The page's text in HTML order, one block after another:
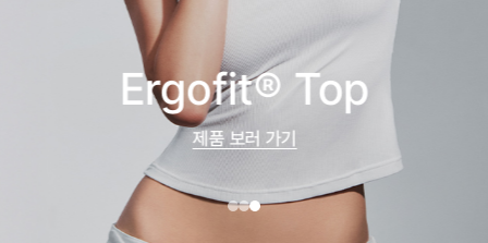
Ergofit® Top
제품 보러 가기